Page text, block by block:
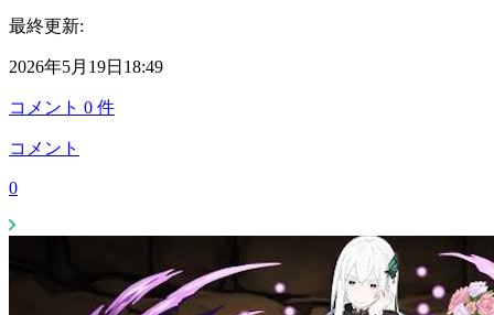
最終更新:
2026年5月19日18:49
コメント 0 件
コメント
0